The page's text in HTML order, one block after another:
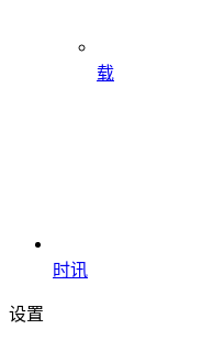
载
时讯
设置